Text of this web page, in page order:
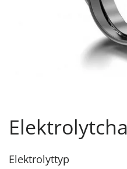
Elektrolyttyp